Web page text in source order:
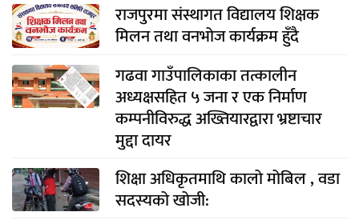
राजपुरमा संस्थागत विद्यालय शिक्षक
मिलन तथा वनभोज कार्यक्रम हुँदै
गढवा गाउँपालिकाका तत्कालीन
अध्यक्षसहित ५ जना र एक निर्माण
कम्पनीविरुद्ध अख्तियारद्वारा भ्रष्टाचार
मुद्दा दायर
शिक्षा अधिकृतमाथि कालो मोबिल , वडा
सदस्यको खोजी: